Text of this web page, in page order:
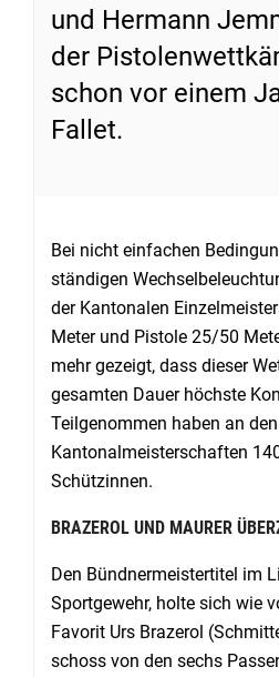
und Hermann
der
schon vor einem
Fallet.
Bei nicht einfachen
ständigen
der Kantonalen
Meter und Pistole 25/50
mehr gezeigt, dass dieser
gesamten Dauer höchste
Teilgenommen haben an den
Kantonalmeisterschaften
Schützinnen.
BRAZEROL UND MAURER
Den Bündnermeistertitel im
Sportgewehr, holte sich wie
Favorit Urs Brazerol
schoss von den sechs